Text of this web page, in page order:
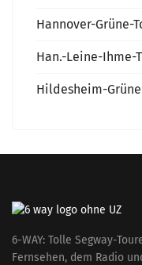
Hannover-Grüne-
Han.-Leine-Ihme-
Hildesheim-
6-WAY: Tolle Segway-
Fernsehen, dem Radio